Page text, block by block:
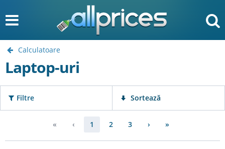
Calculatoare
Laptop-uri
Filtre Sortează
« ‹ 1 2 3 › »